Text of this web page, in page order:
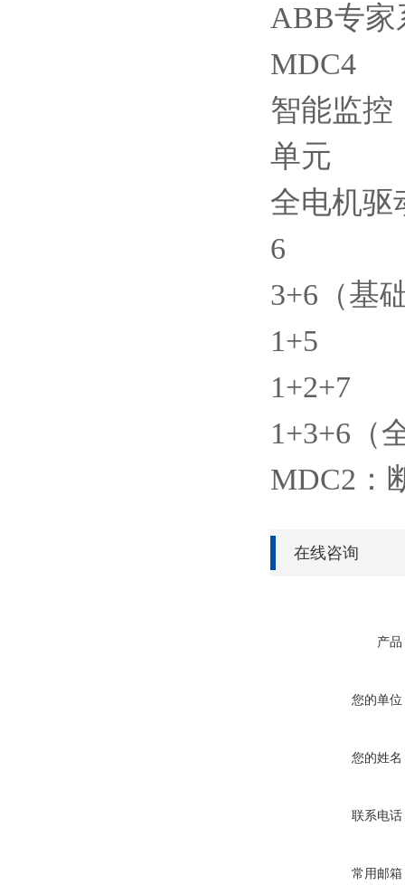
ABB专家
MDC4
智能监控
单元
全电机驱
6
3+6（基
1+5
1+2+7
1+3+6（
MDC2：
在线咨询
产品
您的单位
您的姓名
联系电话
常用邮箱